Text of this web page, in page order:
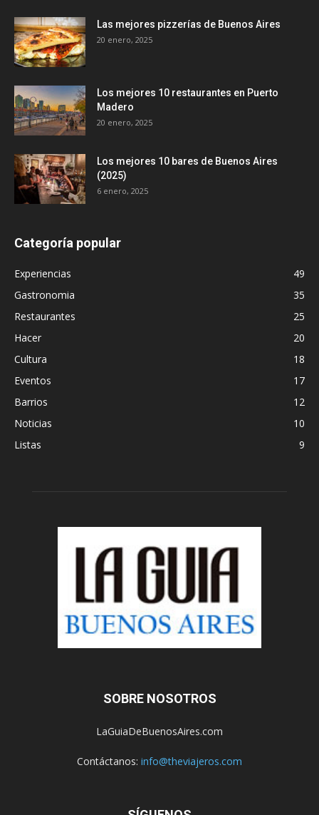
Las mejores pizzerías de Buenos Aires
20 enero, 2025
Los mejores 10 restaurantes en Puerto
Madero
20 enero, 2025
Los mejores 10 bares de Buenos Aires
(2025)
6 enero, 2025
Categoría popular
Experiencias
49
Gastronomia
35
Restaurantes
25
Hacer
20
Cultura
18
Eventos
17
Barrios
12
Noticias
10
Listas
9
SOBRE NOSOTROS
LaGuiaDeBuenosAires.com
Contáctanos: info@theviajeros.com